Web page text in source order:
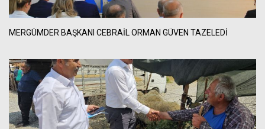
MERGÜMDER BAŞKANI CEBRAİL ORMAN GÜVEN TAZELEDİ